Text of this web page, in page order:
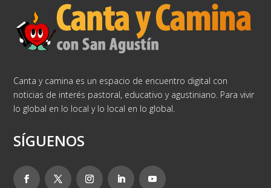
Canta y camina es un espacio de encuentro digital con
noticias de interés pastoral, educativo y agustiniano. Para vivir
lo global en lo local y lo local en lo global.
SÍGUENOS